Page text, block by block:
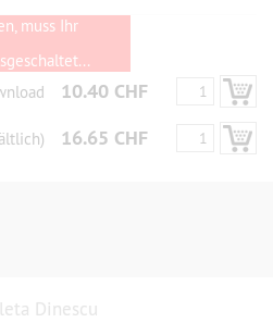
muss Ihr
10.40 CHF
16.65 CHF
Dinescu